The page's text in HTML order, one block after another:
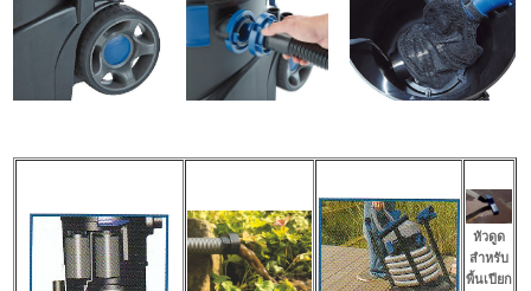
หัวดูด
สำหรับ
พื้นเปียก